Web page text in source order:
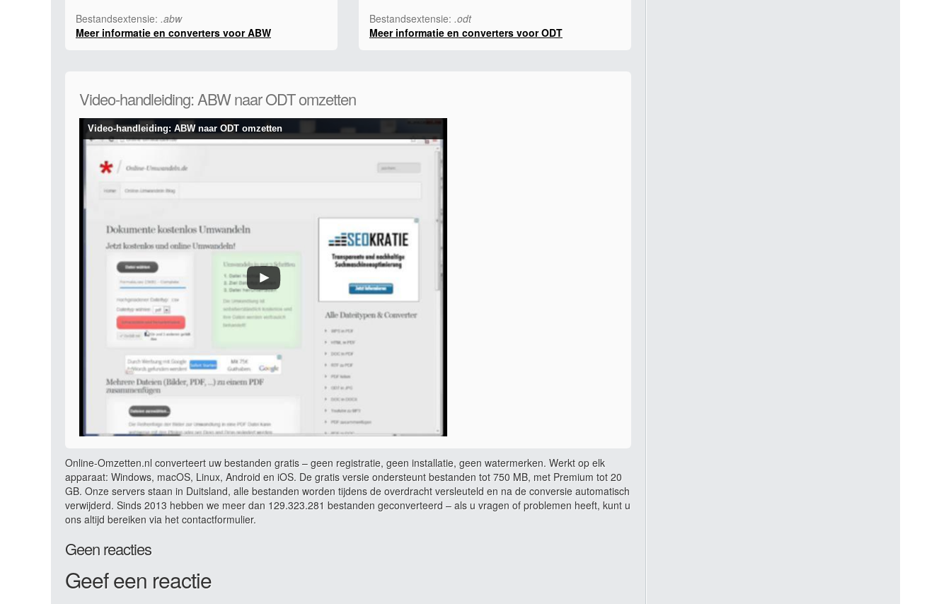
Bestandsextensie: .abw
Meer informatie en converters voor ABW
Bestandsextensie: .odt
Meer informatie en converters voor ODT
Video-handleiding: ABW naar ODT omzetten
Video-handleiding: ABW naar ODT omzetten
Online-Omzetten.nl converteert uw bestanden gratis – geen registratie, geen installatie, geen watermerken. Werkt op elk
apparaat: Windows, macOS, Linux, Android en iOS. De gratis versie ondersteunt bestanden tot 750 MB, met Premium tot 20
GB. Onze servers staan in Duitsland, alle bestanden worden tijdens de overdracht versleuteld en na de conversie automatisch
verwijderd. Sinds 2013 hebben we meer dan 129.323.281 bestanden geconverteerd – als u vragen of problemen heeft, kunt u
ons altijd bereiken via het contactformulier.
Geen reacties
Geef een reactie